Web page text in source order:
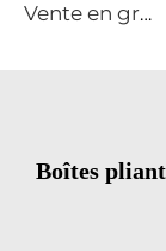
Vente en gros de boîtes d'emballage de chocolat avec fermeture magnétique et logo personnalisé avec gaine
Boîtes